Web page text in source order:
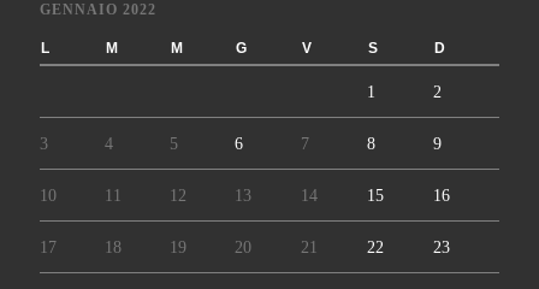
GENNAIO 2022
L M M G V S D
1 2
3 4 5 6 7 8 9
10 11 12 13 14 15 16
17 18 19 20 21 22 23